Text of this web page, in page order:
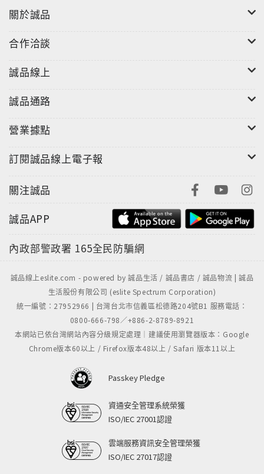
關於誠品
合作洽談
誠品線上
誠品通路
營業據點
訂閱誠品線上電子報
關注誠品
誠品APP
內政部警政署 165全民防騙網
誠品線上eslite.com - powered by 誠品生活 / 誠品書店 / 誠品物流 | 誠品
生活股份有限公司 (eslite Spectrum Corporation)
統一編號：27952966 | 台灣台北市信義區松德路204號B1 服務電話：
0800-666-798／+886-2-8789-8921
本網站已依台灣網站內容分級規定處理｜建議使用瀏覽器版本：Google
Chrome版本60以上 / Firefox版本48以上 / Safari 版本11以上
Passkey Pledge
資通安全管理系統榮獲
ISO/IEC 27001認證
雲端服務資訊安全管理榮獲
ISO/IEC 27017認證